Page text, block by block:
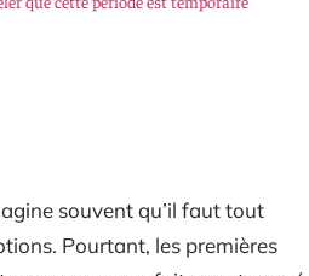
souvent qu’il faut tout
Pourtant, les premières